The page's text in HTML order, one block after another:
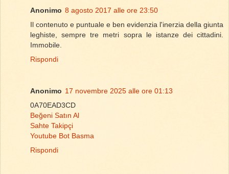
Anonimo 8 agosto 2017 alle ore 23:50
Il contenuto e puntuale e ben evidenzia l'inerzia della giunta
leghiste, sempre tre metri sopra le istanze dei cittadini.
Immobile.
Rispondi
Anonimo 17 novembre 2025 alle ore 01:13
0A70EAD3CD
Beğeni Satın Al
Sahte Takipçi
Youtube Bot Basma
Rispondi